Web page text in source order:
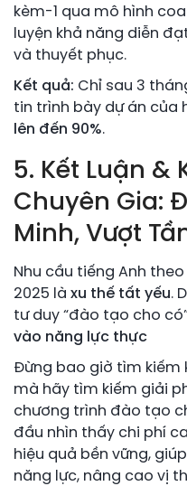
kèm-1 qua mô hình
luyện khả năng diễn
và thuyết phục.
Kết quả: Chỉ sau 3
tin trình bày dự án của
lên đến 90%.
5. Kết Luận &
Chuyên Gia:
Minh, Vượt
Nhu cầu tiếng Anh
2025 là xu thế tất yếu.
tư duy “đào tạo cho
vào năng lực thực
Đừng bao giờ tìm kiếm
mà hãy tìm kiếm giải
chương trình đào tạo
đầu nhìn thấy chi phí
hiệu quả bền vững,
năng lực, nâng cao vị